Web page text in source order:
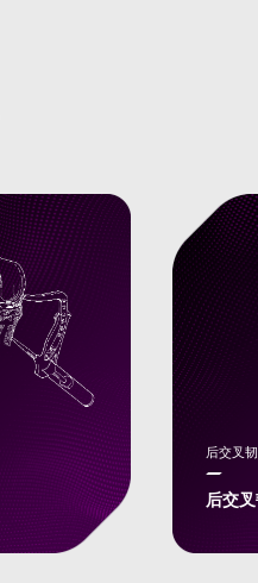
后交叉
后交